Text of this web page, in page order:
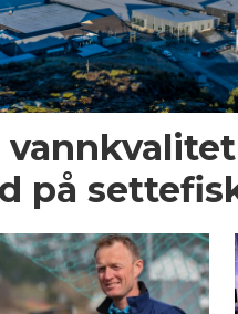
på